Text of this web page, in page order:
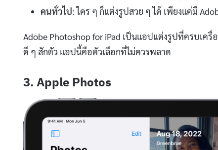
คนทั่วไป: ใคร ๆ ก็แต่งรูปสวย ๆ ได้ เพียงแค่มี
Adobe Photoshop for iPad เป็นแอปแต่งรูปที่ครบเค
ดี ๆ สักตัว แอปนี้คือตัวเลือกที่ไม่ควรพลาด
3. Apple Photos